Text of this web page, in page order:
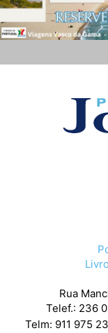
Rua
Telef.: 236
Telm: 911 975